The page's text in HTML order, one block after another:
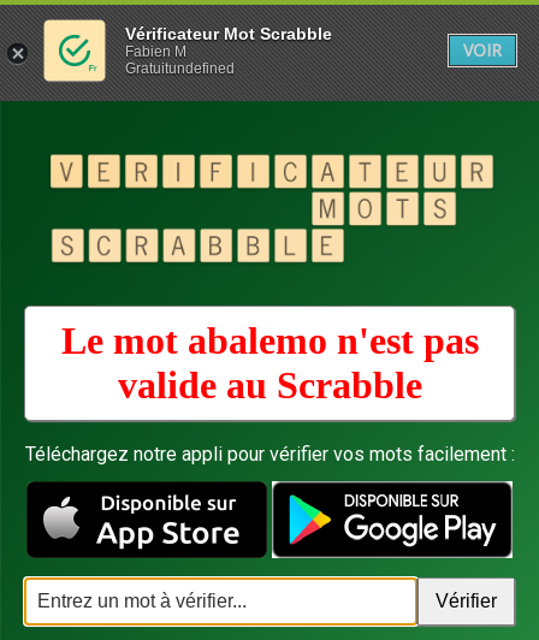
Le mot abalemo n'est pas
valide au Scrabble
Téléchargez notre appli pour vérifier vos mots facilement :
Vérificateur Mot Scrabble
Fabien M
Gratuitundefined
VOIR